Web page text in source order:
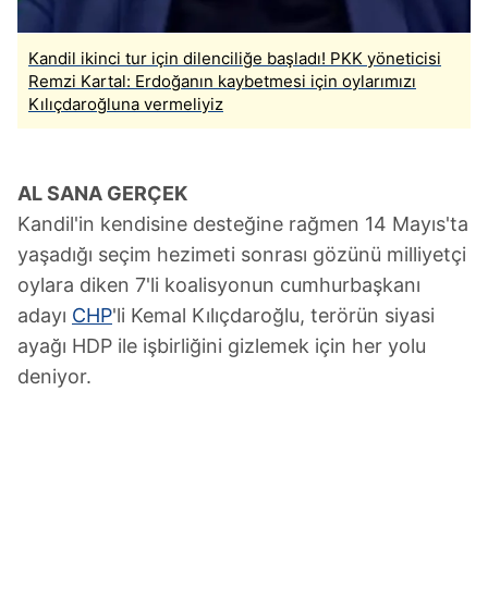
Kandil ikinci tur için dilenciliğe başladı! PKK yöneticisi
Remzi Kartal: Erdoğanın kaybetmesi için oylarımızı
Kılıçdaroğluna vermeliyiz
AL SANA GERÇEK
Kandil'in kendisine desteğine rağmen 14 Mayıs'ta
yaşadığı seçim hezimeti sonrası gözünü milliyetçi
oylara diken 7'li koalisyonun cumhurbaşkanı
adayı CHP'li Kemal Kılıçdaroğlu, terörün siyasi
ayağı HDP ile işbirliğini gizlemek için her yolu
deniyor.